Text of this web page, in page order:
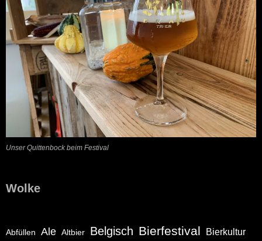
Unser Quittenbock beim Festival
Wolke
Abfüllen Ale Altbier Belgisch Bierfestival Bierkultur